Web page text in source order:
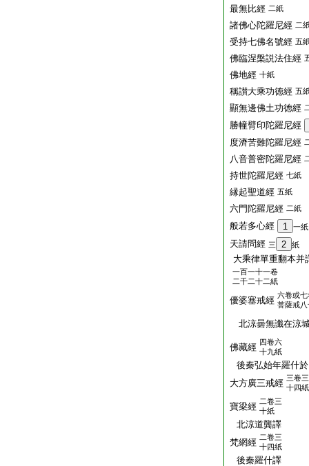
最無比經 二紙
諸佛心陀羅尼經 二
受持七佛名號經 五
佛臨涅槃説法住經
佛地經 十紙
稱讃大乘功徳經 五
顯無邊佛土功徳經
勝幢臂印陀羅尼經
度濟苦難陀羅尼經
八音普密陀羅尼經
持世陀羅尼經 七紙
縁起聖道經 五紙
六門陀羅尼經 二紙
般若多心經 1 一紙
天請問經 三 2 紙
大乘律單重翻本并
一百一十一卷
二千二十二紙
優婆塞戒經 六卷或
菩薩戒
北涼曇無讖在涼
佛藏經 四卷六
十九紙
後秦弘始年羅什
大方廣三戒經 三卷三
十四紙
寶梁經 二卷三
十紙
北涼道龔譯
梵網經 二卷三
十四紙
後秦羅什譯